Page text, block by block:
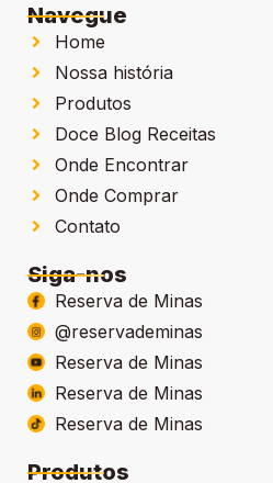
Navegue
Home
Nossa história
Produtos
Doce Blog Receitas
Onde Encontrar
Onde Comprar
Contato
Siga-nos
Reserva de Minas
@reservademinas
Reserva de Minas
Reserva de Minas
Reserva de Minas
Produtos